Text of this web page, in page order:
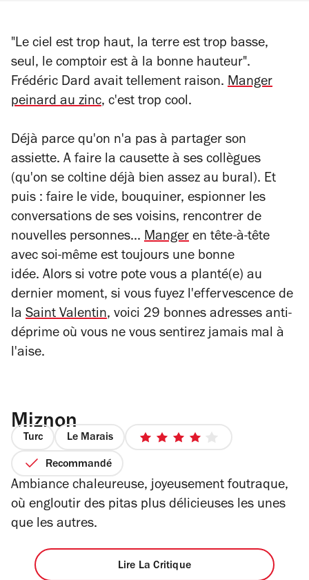
"Le ciel est trop haut, la terre est trop basse,
seul, le comptoir est à la bonne hauteur".
Frédéric Dard avait tellement raison. Manger
peinard au zinc, c'est trop cool.
Déjà parce qu'on n'a pas à partager son
assiette. A faire la causette à ses collègues
(qu'on se coltine déjà bien assez au bural). Et
puis : faire le vide, bouquiner, espionner les
conversations de ses voisins, rencontrer de
nouvelles personnes... Manger en tête-à-tête
avec soi-même est toujours une bonne
idée. Alors si votre pote vous a planté(e) au
dernier moment, si vous fuyez l'effervescence de
la Saint Valentin, voici 29 bonnes adresses anti-
déprime où vous ne vous sentirez jamais mal à
l'aise.
Miznon
Turc Le Marais
4
Recommandé
Ambiance chaleureuse, joyeusement foutraque,
où engloutir des pitas plus délicieuses les unes
que les autres.
Lire La Critique